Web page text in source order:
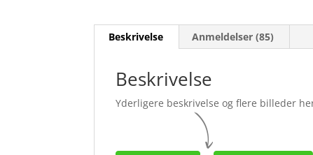
Beskrivelse Anmeldelser (85)
Beskrivelse
Yderligere beskrivelse og flere billeder